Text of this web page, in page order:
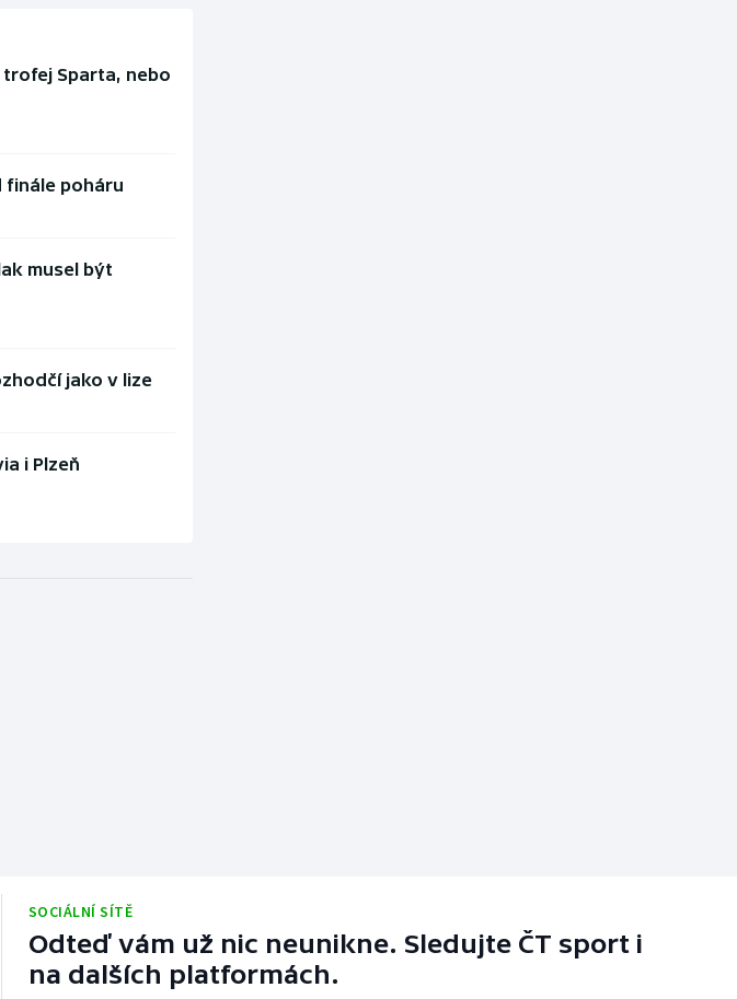
Sparta, nebo
finále poháru
musel být
jako v lize
i Plzeň
SOCIÁLNÍ SÍTĚ
Odteď vám už nic neunikne. Sledujte ČT sport i
na dalších platformách.